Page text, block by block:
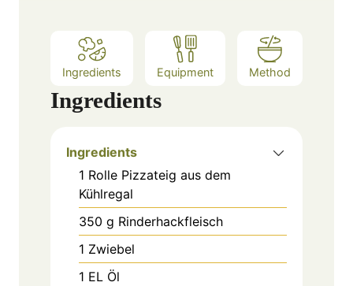
Ingredients Equipment Method
Ingredients
Ingredients
1 Rolle Pizzateig aus dem
Kühlregal
350 g Rinderhackfleisch
1 Zwiebel
1 EL Öl